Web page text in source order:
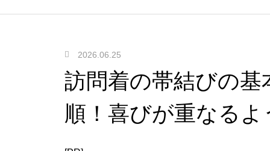
2026.06.25
訪問着の帯結びの
順！喜びが重なる